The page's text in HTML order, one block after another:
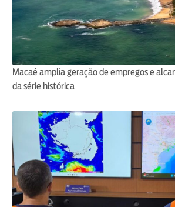
Macaé amplia geração de empregos e
da série histórica